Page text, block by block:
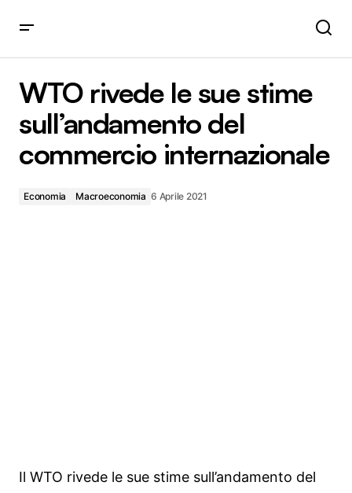
internazionale
WTO rivede le sue stime
sull’andamento del
commercio internazionale
Economia Macroeconomia 6 Aprile 2021
Il WTO rivede le sue stime sull’andamento del